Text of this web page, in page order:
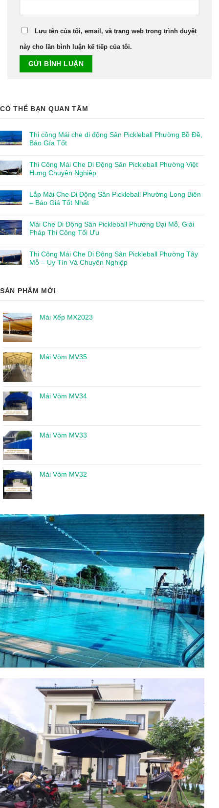
CÓ THỂ BẠN QUAN TÂM
Thi công Mái che di động Sân Pickleball Phường Bồ Đề,
Báo Gía Tốt
Thi Công Mái Che Di Động Sân Pickleball Phường Việt
Hưng Chuyên Nghiệp
Lắp Mái Che Di Động Sân Pickleball Phường Long Biên
– Báo Giá Tốt Nhất
Mái Che Di Động Sân Pickleball Phường Đại Mỗ, Giải
Pháp Thi Công Tối Ưu
Thi Công Mái Che Di Động Sân Pickleball Phường Tây
Mỗ – Uy Tín Và Chuyên Nghiệp
SẢN PHẨM MỚI
Mái Xếp MX2023
Mái Vòm MV35
Mái Vòm MV34
Mái Vòm MV33
Mái Vòm MV32
Lưu tên của tôi, email, và trang web trong trình duyệt
này cho lần bình luận kế tiếp của tôi.